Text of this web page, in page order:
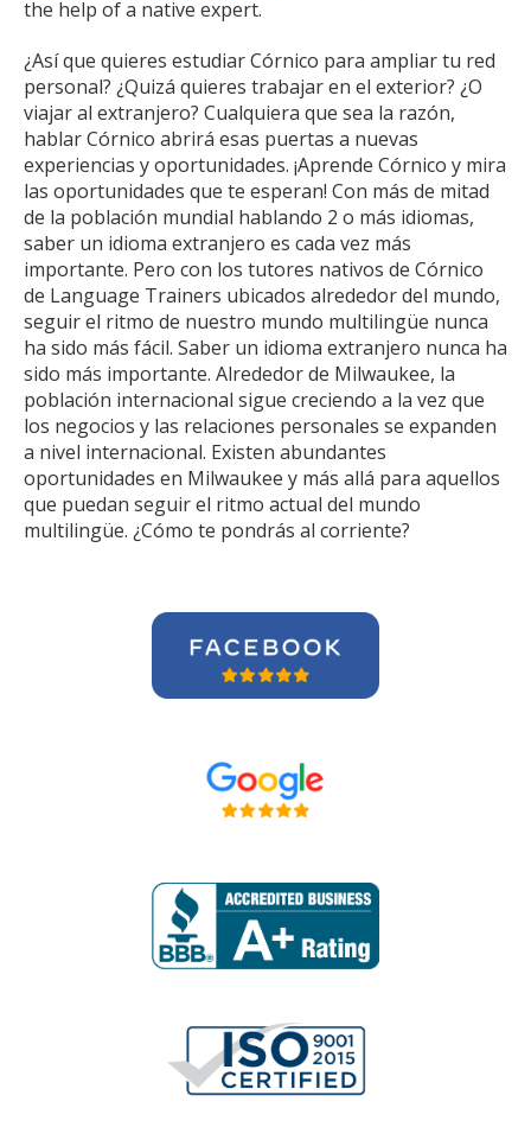
the help of a native expert.
¿Así que quieres estudiar Córnico para ampliar tu red
personal? ¿Quizá quieres trabajar en el exterior? ¿O
viajar al extranjero? Cualquiera que sea la razón,
hablar Córnico abrirá esas puertas a nuevas
experiencias y oportunidades. ¡Aprende Córnico y mira
las oportunidades que te esperan! Con más de mitad
de la población mundial hablando 2 o más idiomas,
saber un idioma extranjero es cada vez más
importante. Pero con los tutores nativos de Córnico
de Language Trainers ubicados alrededor del mundo,
seguir el ritmo de nuestro mundo multilingüe nunca
ha sido más fácil. Saber un idioma extranjero nunca ha
sido más importante. Alrededor de Milwaukee, la
población internacional sigue creciendo a la vez que
los negocios y las relaciones personales se expanden
a nivel internacional. Existen abundantes
oportunidades en Milwaukee y más allá para aquellos
que puedan seguir el ritmo actual del mundo
multilingüe. ¿Cómo te pondrás al corriente?